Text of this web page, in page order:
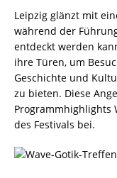
Leipzig glänzt mit
während der
entdeckt werden
ihre Türen, um
Geschichte und
zu bieten. Diese
Programmhighlights
des Festivals bei.